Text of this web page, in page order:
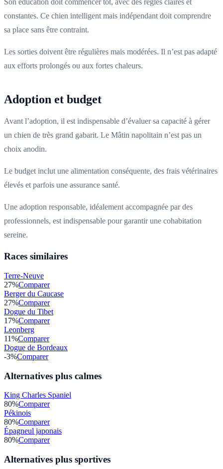
constantes. Ce chien intelligent mais indépendant doit comprendre
sa place sans être contraint.
Les sorties doivent être régulières mais modérées. Il n’est pas adapté
aux efforts prolongés ou aux fortes chaleurs.
Adoption et budget
Avant l’adoption, il est indispensable d’évaluer sa capacité à gérer
un chien de très grand gabarit. Le Mâtin napolitain n’est pas un
choix anodin.
Le budget inclut une alimentation conséquente, des frais vétérinaires
élevés et parfois une assurance santé.
Une adoption responsable, idéalement accompagnée par des
professionnels, est indispensable pour garantir une cohabitation
sereine.
Races similaires
Terre-Neuve
27%Comparer
Berger du Caucase
27%Comparer
Dogue du Tibet
17%Comparer
Leonberg
11%Comparer
Dogue de Bordeaux
-3%Comparer
Alternatives plus calmes
King Charles Spaniel
80%Comparer
Pékinois
80%Comparer
Épagneul japonais
80%Comparer
Alternatives plus sportives